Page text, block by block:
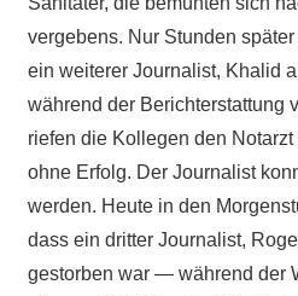
vergebens. Nur Stunden
ein weiterer Journalist, Khalid
während der Berichterstattung
riefen die Kollegen den
ohne Erfolg. Der Journalist
werden. Heute in den
dass ein dritter Journalist,
gestorben war — während der